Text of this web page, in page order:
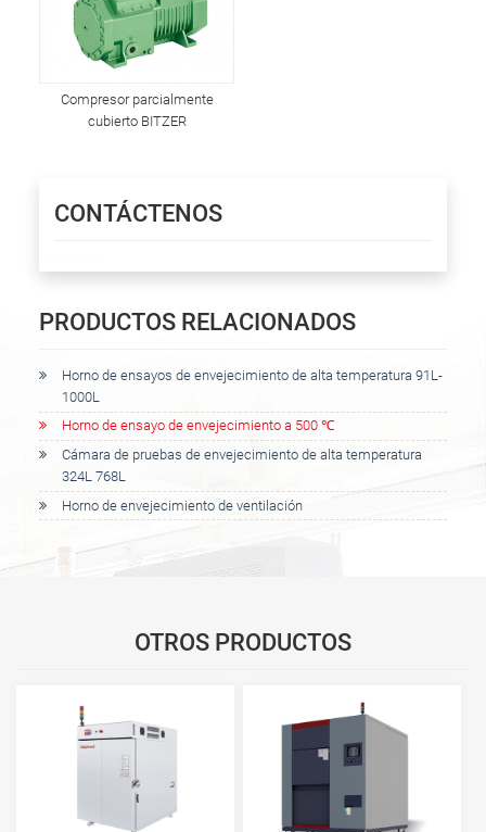
Compresor parcialmente
cubierto BITZER
CONTÁCTENOS
PRODUCTOS RELACIONADOS
Horno de ensayos de envejecimiento de alta temperatura 91L-
1000L
Horno de ensayo de envejecimiento a 500 ℃
Cámara de pruebas de envejecimiento de alta temperatura
324L 768L
Horno de envejecimiento de ventilación
OTROS PRODUCTOS